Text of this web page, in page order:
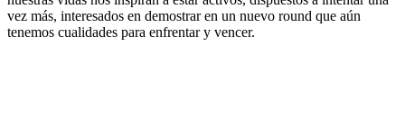
vez más, interesados en demostrar en un nuevo round que aún
tenemos cualidades para enfrentar y vencer.